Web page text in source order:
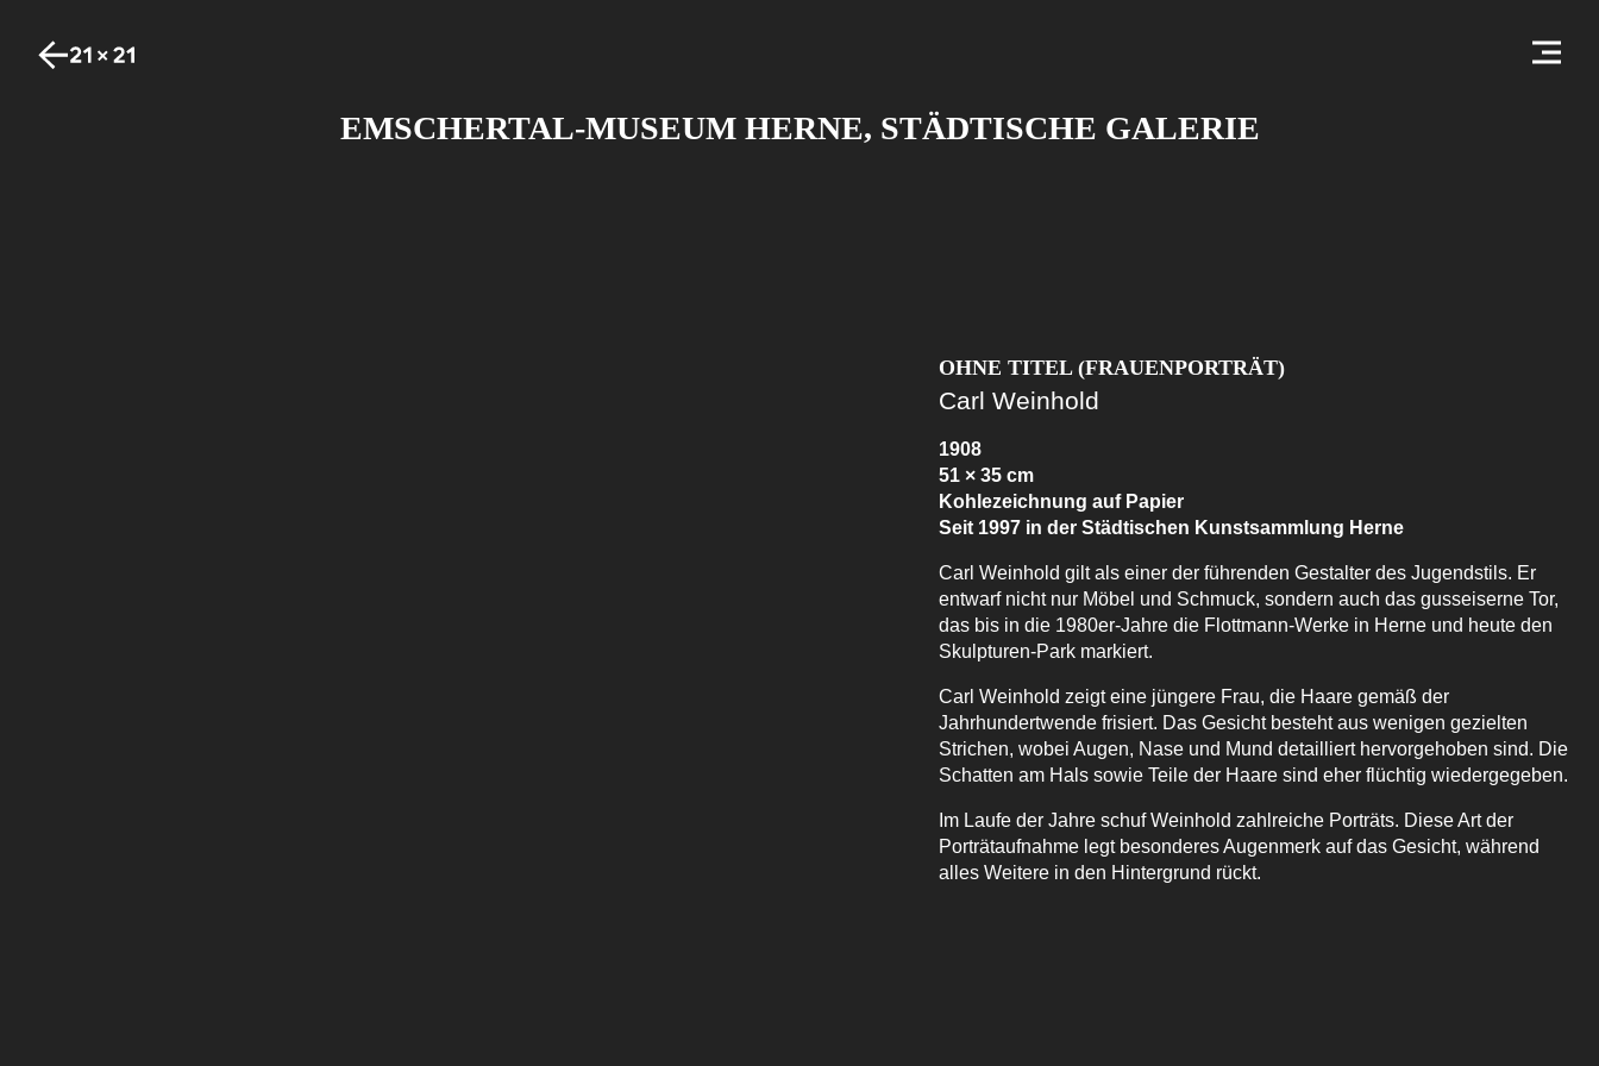
EMSCHERTAL-MUSEUM HERNE, STÄDTISCHE GALERIE
OHNE TITEL (FRAUENPORTRÄT)
Carl Weinhold
1908
51 × 35 cm
Kohlezeichnung auf Papier
Seit 1997 in der Städtischen Kunstsammlung Herne
Carl Weinhold gilt als einer der führenden Gestalter des Jugendstils. Er
entwarf nicht nur Möbel und Schmuck, sondern auch das gusseiserne Tor,
das bis in die 1980er-Jahre die Flottmann-Werke in Herne und heute den
Skulpturen-Park markiert.
Carl Weinhold zeigt eine jüngere Frau, die Haare gemäß der
Jahrhundertwende frisiert. Das Gesicht besteht aus wenigen gezielten
Strichen, wobei Augen, Nase und Mund detailliert hervorgehoben sind. Die
Schatten am Hals sowie Teile der Haare sind eher flüchtig wiedergegeben.
Im Laufe der Jahre schuf Weinhold zahlreiche Porträts. Diese Art der
Porträtaufnahme legt besonderes Augenmerk auf das Gesicht, während
alles Weitere in den Hintergrund rückt.